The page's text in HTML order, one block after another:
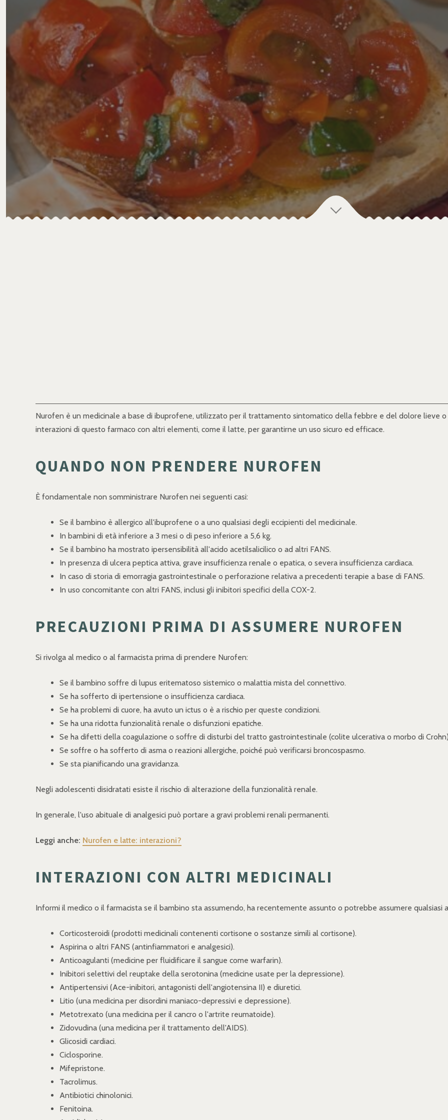
Nurofen è un medicinale a base di ibuprofene, utilizzato per il trattamento sintomatico della febbre e del dolore lieve
interazioni di questo farmaco con altri elementi, come il latte, per garantirne un uso sicuro ed efficace.
QUANDO NON PRENDERE NUROFEN
È fondamentale non somministrare Nurofen nei seguenti casi:
Se il bambino è allergico all'ibuprofene o a uno qualsiasi degli eccipienti del medicinale.
In bambini di età inferiore a 3 mesi o di peso inferiore a 5,6 kg.
Se il bambino ha mostrato ipersensibilità all'acido acetilsalicilico o ad altri FANS.
In presenza di ulcera peptica attiva, grave insufficienza renale o epatica, o severa insufficienza cardiaca.
In caso di storia di emorragia gastrointestinale o perforazione relativa a precedenti terapie a base di FANS.
In uso concomitante con altri FANS, inclusi gli inibitori specifici della COX-2.
PRECAUZIONI PRIMA DI ASSUMERE NUROFEN
Si rivolga al medico o al farmacista prima di prendere Nurofen:
Se il bambino soffre di lupus eritematoso sistemico o malattia mista del connettivo.
Se ha sofferto di ipertensione o insufficienza cardiaca.
Se ha problemi di cuore, ha avuto un ictus o è a rischio per queste condizioni.
Se ha una ridotta funzionalità renale o disfunzioni epatiche.
Se ha difetti della coagulazione o soffre di disturbi del tratto gastrointestinale (colite ulcerativa o morbo di
Se soffre o ha sofferto di asma o reazioni allergiche, poiché può verificarsi broncospasmo.
Se sta pianificando una gravidanza.
Negli adolescenti disidratati esiste il rischio di alterazione della funzionalità renale.
In generale, l'uso abituale di analgesici può portare a gravi problemi renali permanenti.
Leggi anche: Nurofen e latte: interazioni?
INTERAZIONI CON ALTRI MEDICINALI
Informi il medico o il farmacista se il bambino sta assumendo, ha recentemente assunto o potrebbe assumere qualsiasi
Corticosteroidi (prodotti medicinali contenenti cortisone o sostanze simili al cortisone).
Aspirina o altri FANS (antinfiammatori e analgesici).
Anticoagulanti (medicine per fluidificare il sangue come warfarin).
Inibitori selettivi del reuptake della serotonina (medicine usate per la depressione).
Antipertensivi (Ace-inibitori, antagonisti dell'angiotensina II) e diuretici.
Litio (una medicina per disordini maniaco-depressivi e depressione).
Metotrexato (una medicina per il cancro o l'artrite reumatoide).
Zidovudina (una medicina per il trattamento dell'AIDS).
Glicosidi cardiaci.
Ciclosporine.
Mifepristone.
Tacrolimus.
Antibiotici chinolonici.
Fenitoina.